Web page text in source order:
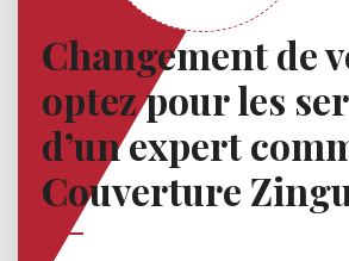
Changement de
optez pour les
d’un expert
Couverture